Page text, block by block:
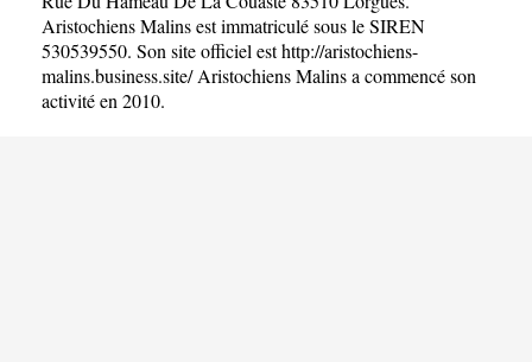
Aristochiens Malins est immatriculé sous le SIREN
530539550. Son site officiel esthttp://aristochiens-
malins.business.site/Aristochiens Malins a commencé son
activité en 2010.